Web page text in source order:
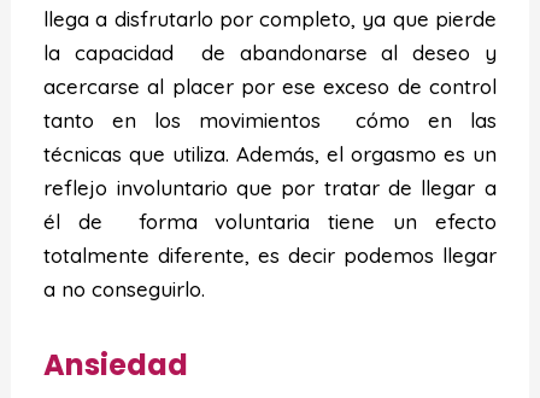
llega a disfrutarlo por completo, ya que pierde
la capacidad de abandonarse al deseo y
acercarse al placer por ese exceso de control
tanto en los movimientos cómo en las
técnicas que utiliza. Además, el orgasmo es un
reflejo involuntario que por tratar de llegar a
él de forma voluntaria tiene un efecto
totalmente diferente, es decir podemos llegar
a no conseguirlo.
Ansiedad